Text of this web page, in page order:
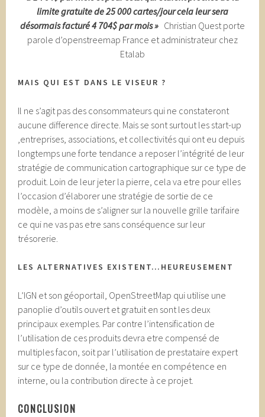
limite gratuite de 25 000 cartes/jour cela leur sera
désormais facturé 4 704$ par mois » Christian Quest porte
parole d’openstreemap France et administrateur chez
Etalab
MAIS QUI EST DANS LE VISEUR ?
Il ne s’agit pas des consommateurs qui ne constateront
aucune difference directe. Mais se sont surtout les start-up
,entreprises, associations, et collectivités qui ont eu depuis
longtemps une forte tendance a reposer l’intégrité de leur
stratégie de communication cartographique sur ce type de
produit. Loin de leur jeter la pierre, cela va etre pour elles
l’occasion d’élaborer une stratégie de sortie de ce
modèle, a moins de s’aligner sur la nouvelle grille tarifaire
ce qui ne vas pas etre sans conséquence sur leur
trésorerie.
LES ALTERNATIVES EXISTENT…HEUREUSEMENT
L’IGN et son géoportail, OpenStreetMap qui utilise une
panoplie d’outils ouvert et gratuit en sont les deux
principaux exemples. Par contre l’intensification de
l’utilisation de ces produits devra etre compensé de
multiples facon, soit par l’utilisation de prestataire expert
sur ce type de donnée, la montée en compétence en
interne, ou la contribution directe à ce projet.
CONCLUSION